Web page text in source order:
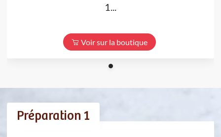
1...
Voir sur la boutique
Préparation 1